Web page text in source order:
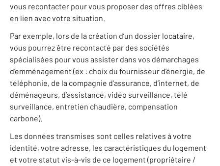
vous recontacter pour vous proposer des offres ciblées
en lien avec votre situation.
Par exemple, lors de la création d’un dossier locataire,
vous pourrez être recontacté par des sociétés
spécialisées pour vous assister dans vos démarchages
d’emménagement (ex : choix du fournisseur d’énergie, de
téléphonie, de la compagnie d’assurance, d’internet, de
déménageurs, d’assistance, vidéo surveillance, télé
surveillance, entretien chaudière, compensation
carbone).
Les données transmises sont celles relatives à votre
identité, votre adresse, les caractéristiques du logement
et votre statut vis-à-vis de ce logement (propriétaire /